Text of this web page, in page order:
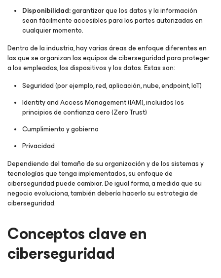
Disponibilidad:garantizar que los datos y la información
sean fácilmente accesibles para las partes autorizadas en
cualquier momento.
Dentro de la industria, hay varias áreas de enfoque diferentes en
las que se organizan los equipos de ciberseguridad para proteger
a los empleados, los dispositivos y los datos. Estas son:
Seguridad (por ejemplo, red, aplicación, nube, endpoint, IoT)
Identity and Access Management (IAM), incluidos los
principios de confianza cero (Zero Trust)
Cumplimiento y gobierno
Privacidad
Dependiendo del tamaño de su organización y de los sistemas y
tecnologías que tenga implementados, su enfoque de
ciberseguridad puede cambiar. De igual forma, a medida que su
negocio evoluciona, también debería hacerlo su estrategia de
ciberseguridad.
Conceptos clave en
ciberseguridad